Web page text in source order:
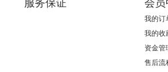
我的订
我的收
资金管
售后流